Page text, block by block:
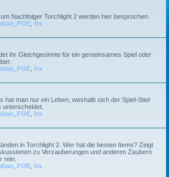
Nachfolger Torchlight 2 werden hier besprochen.
FOE frx
ihr Gleichgesinnte für ein gemeinsames Spiel oder
FOE frx
hat man nur ein Leben, weshalb sich der Spiel-Stiel
unterscheidet.
FOE frx
in Torchlight 2. Wer hat die besten Items? Zeigt
zu Verzauberungen und anderen Zaubern
rein.
FOE frx